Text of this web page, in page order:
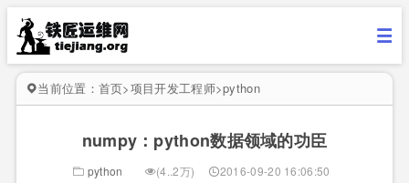
当前位置： 首页>项目开发工程师>python
numpy：python数据领域的功臣
python (4..2万) 2016-09-20 16:06:50